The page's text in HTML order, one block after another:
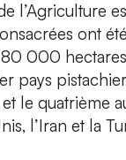
l’Agriculture
ont
000
pays
le quatrième
l’Iran et la